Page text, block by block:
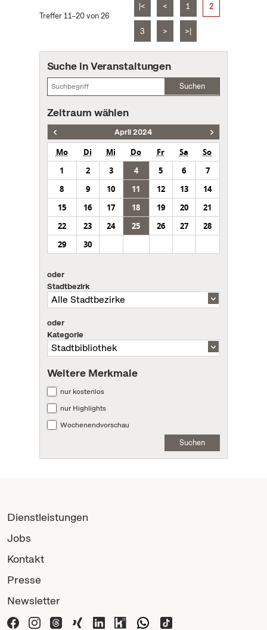
Treffer 11–20 von 26
|< < 1 2
3 > >|
Suche in Veranstaltungen
Suchen
Zeitraum wählen
April 2024
Mo Di Mi Do Fr Sa
So
1
2 3 4 5 6
7
8
9 10 11 12 13
14
15
16 17 18 19 20
21
22
23 24 25 26 27
28
29
30
oder
Stadtbezirk
oder
Kategorie
Weitere Merkmale
nur kostenlos
nur Highlights
Wochenendvorschau
Suchen
Dienstleistungen
Jobs
Kontakt
Presse
Newsletter